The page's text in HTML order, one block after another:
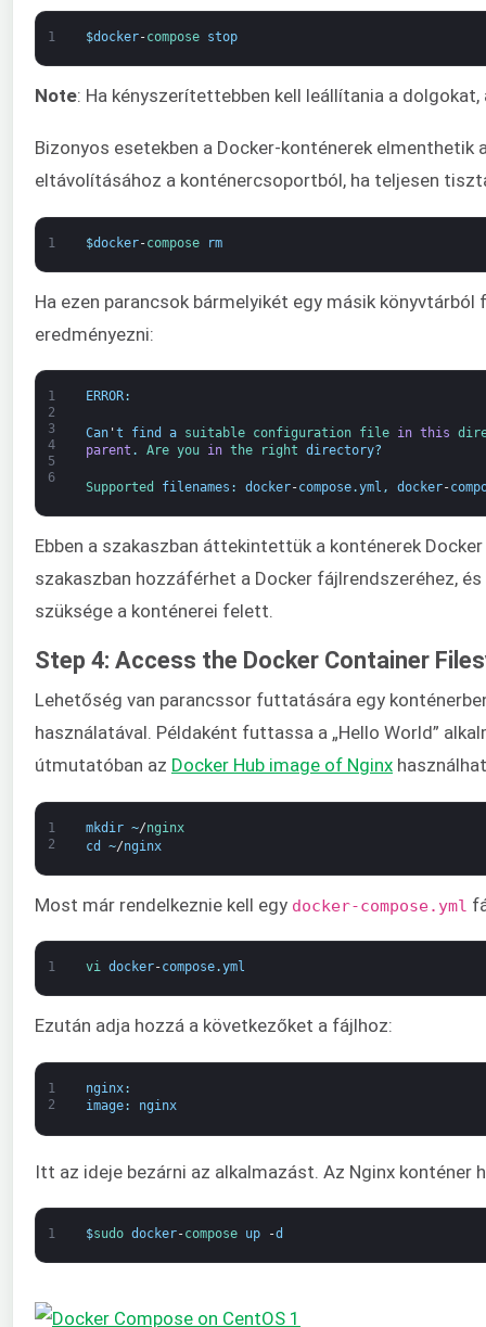
1 $docker-compose stop
Note: Ha kényszerítettebben kell leállítania a
Bizonyos esetekben a Docker-konténerek
eltávolításához a konténercsoportból, ha teljesen
1 $docker-compose rm
Ha ezen parancsok bármelyikét egy másik
eredményezni:
1
2
3
4
5
6
ERROR:
Can' t find a suitable configuration file in this
parent . Are you in the right directory?
Supported filenames : docker-compose.yml , docker-
Ebben a szakaszban áttekintettük a konténerek
szakaszban hozzáférhet a Docker fájlrendszeréhez,
szüksége a konténerei felett.
Step 4: Access the Docker Container
Lehetőség van parancssor futtatására egy
használatával. Példaként futtassa a „Hello World”
útmutatóban az Docker Hub image of Nginx
1
2
mkdir ~/nginx
cd
~/nginx
Most már rendelkeznie kell egy docker-compose.yml
1 vi docker-compose.yml
Ezután adja hozzá a következőket a fájlhoz:
1
2
nginx:
image: nginx
Itt az ideje bezárni az alkalmazást. Az Nginx
1 $sudo docker-compose up -d